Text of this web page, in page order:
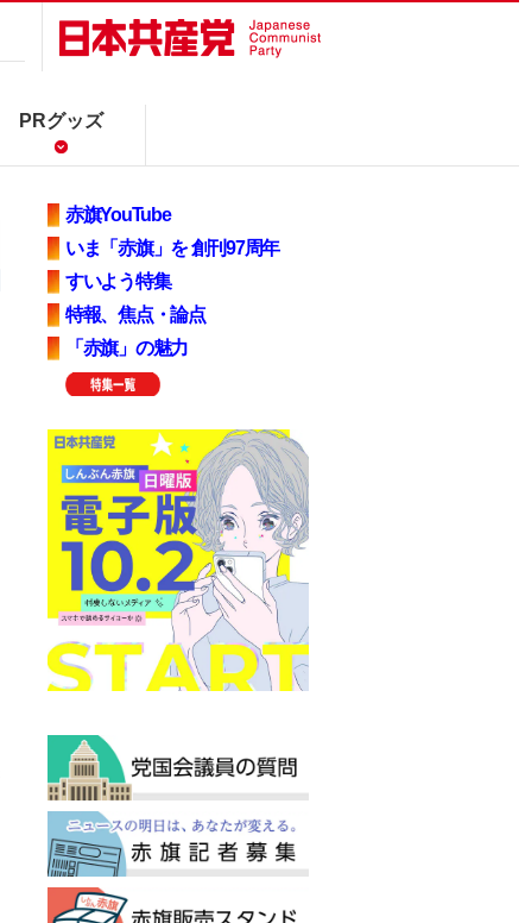
PRグッズ
赤旗YouTube
いま「赤旗」を 創刊97周年
すいよう特集
特報、焦点・論点
「赤旗」の魅力